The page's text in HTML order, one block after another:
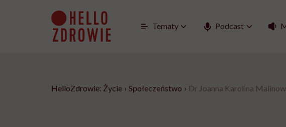
Tematy Podcast
HelloZdrowie: Życie › Społeczeństwo › Dr Joanna Karolina